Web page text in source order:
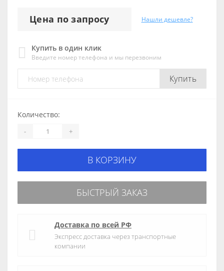
Цена по запросу Нашли дешевле?
Купить в один клик
Введите номер телефона и мы перезвоним
Купить
Количество:
- +
В КОРЗИНУ
БЫСТРЫЙ ЗАКАЗ
Доставка по всей РФ
Экспресс доставка через транспортные
компании